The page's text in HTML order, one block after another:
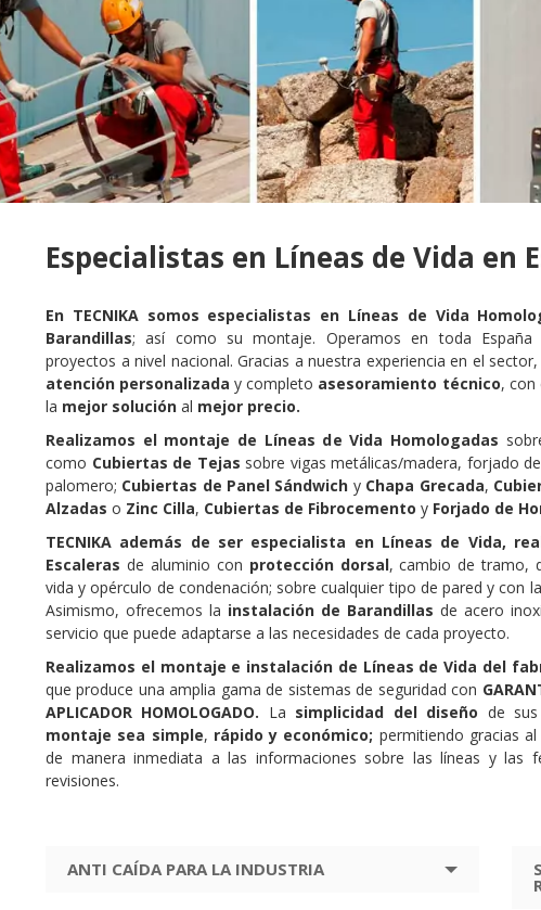
Especialistas en Líneas de Vida en
En TECNIKA somos especialistas en Líneas de Vida
Barandillas; así como su montaje. Operamos en toda España
proyectos a nivel nacional. Gracias a nuestra experiencia en el
atención personalizada y completo asesoramiento técnico, con
la mejor solución al mejor precio.
Realizamos el montaje de Líneas de Vida Homologadas
como Cubiertas de Tejas sobre vigas metálicas/madera, forjado
palomero; Cubiertas de Panel Sándwich y Chapa Grecada,
Alzadas o Zinc Cilla, Cubiertas de Fibrocemento y Forjado de
TECNIKA además de ser especialista en Líneas de Vida,
Escaleras de aluminio con protección dorsal, cambio de tramo,
vida y opérculo de condenación; sobre cualquier tipo de pared y con
Asimismo, ofrecemos la instalación de Barandillas de acero
servicio que puede adaptarse a las necesidades de cada proyecto.
Realizamos el montaje e instalación de Líneas de Vida del
que produce una amplia gama de sistemas de seguridad con
APLICADOR HOMOLOGADO. La simplicidad del diseño de
montaje sea simple, rápido y económico; permitiendo gracias al
de manera inmediata a las informaciones sobre las líneas y las
revisiones.
ANTI CAÍDA PARA LA INDUSTRIA